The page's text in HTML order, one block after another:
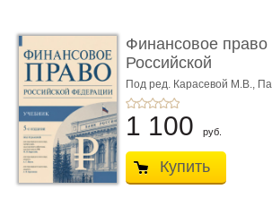
Финансовое право
Российской
Федерации. 5-е
...
Под ред. Карасевой М.В.,
А.Г., Красюкова А.В.
1 100 руб.
Купить